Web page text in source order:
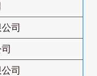
司
司